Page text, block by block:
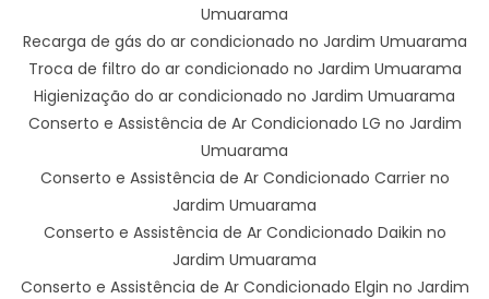
Umuarama
Recarga de gás do ar condicionado no Jardim Umuarama
Troca de filtro do ar condicionado no Jardim Umuarama
Higienização do ar condicionado no Jardim Umuarama
Conserto e Assistência de Ar Condicionado LG no Jardim
Umuarama
Conserto e Assistência de Ar Condicionado Carrier no
Jardim Umuarama
Conserto e Assistência de Ar Condicionado Daikin no
Jardim Umuarama
Conserto e Assistência de Ar Condicionado Elgin no Jardim